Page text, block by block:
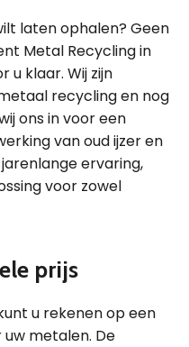
laten ophalen? Geen
Metal Recycling in
u klaar. Wij zijn
recycling en nog
ons in voor een
van oud ijzer en
ervaring,
voor zowel
prijs
u rekenen op een
metalen. De